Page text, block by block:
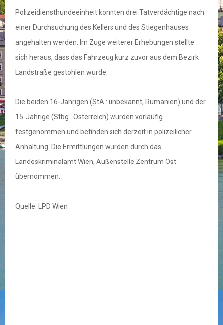
Polizeidiensthundeeinheit konnten drei Tatverdächtige nach
einer Durchsuchung des Kellers und des Stiegenhauses
angehalten werden. Im Zuge weiterer Erhebungen stellte
sich heraus, dass das Fahrzeug kurz zuvor aus dem Bezirk
Landstraße gestohlen wurde.
Die beiden 16-Jährigen (StA.: unbekannt, Rumänien) und der
15-Jährige (Stbg.: Österreich) wurden vorläufig
festgenommen und befinden sich derzeit in polizeilicher
Anhaltung. Die Ermittlungen wurden durch das
Landeskriminalamt Wien, Außenstelle Zentrum Ost
übernommen.
Quelle: LPD Wien